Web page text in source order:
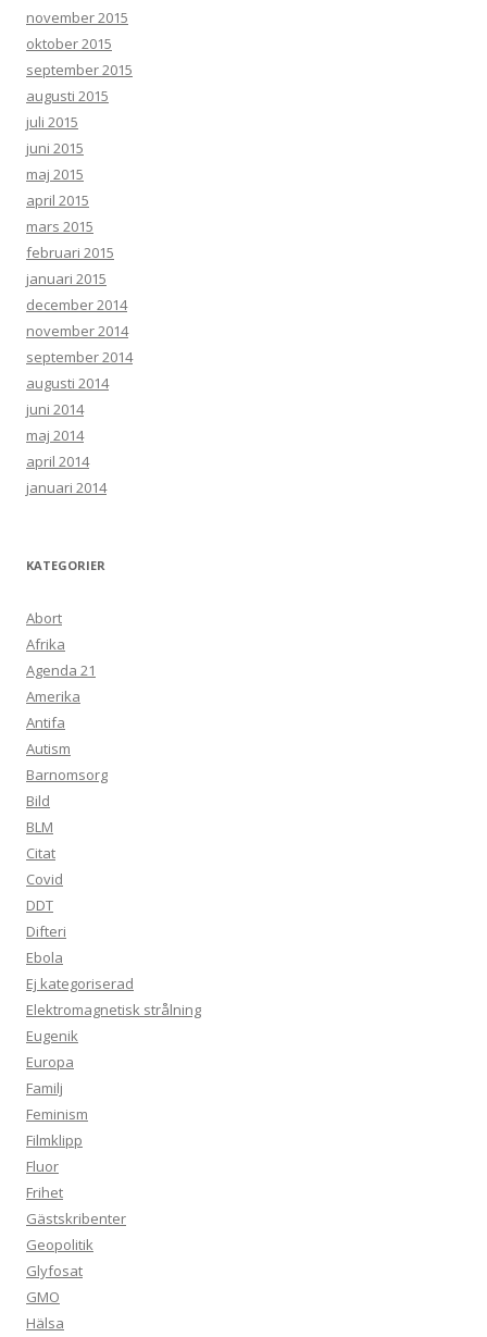
november 2015
oktober 2015
september 2015
augusti 2015
juli 2015
juni 2015
maj 2015
april 2015
mars 2015
februari 2015
januari 2015
december 2014
november 2014
september 2014
augusti 2014
juni 2014
maj 2014
april 2014
januari 2014
KATEGORIER
Abort
Afrika
Agenda 21
Amerika
Antifa
Autism
Barnomsorg
Bild
BLM
Citat
Covid
DDT
Difteri
Ebola
Ej kategoriserad
Elektromagnetisk strålning
Eugenik
Europa
Familj
Feminism
Filmklipp
Fluor
Frihet
Gästskribenter
Geopolitik
Glyfosat
GMO
Hälsa